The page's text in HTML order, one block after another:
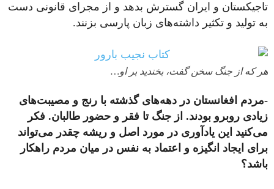
تاجیکستان و ایران گسترش بدهد و از مجرای قانونی دست
به تولید و تکثیر داشته‌های زبان پارسی بزنند.
هر که از جنگ سخن گفت، بخندید بر او…
-مردم افغانستان در دهه‌های گذشته با رنج و مصیبت‌های
زیادی روبرو بودند. از جنگ تا فقر و حضور طالبان. فکر
می‌کنید این یادآوری در مورد اصل و ریشه چقدر می‌تواند
برای ایجاد انگیزه و اعتماد به نفس در میان مردم راهکار
باشد؟